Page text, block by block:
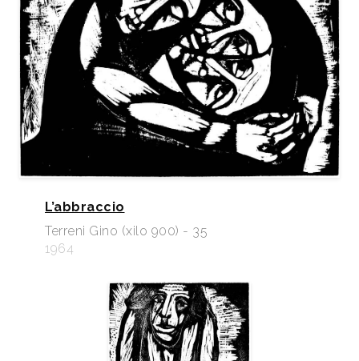
L’abbraccio
Terreni Gino (xilo 900) - 35
1964